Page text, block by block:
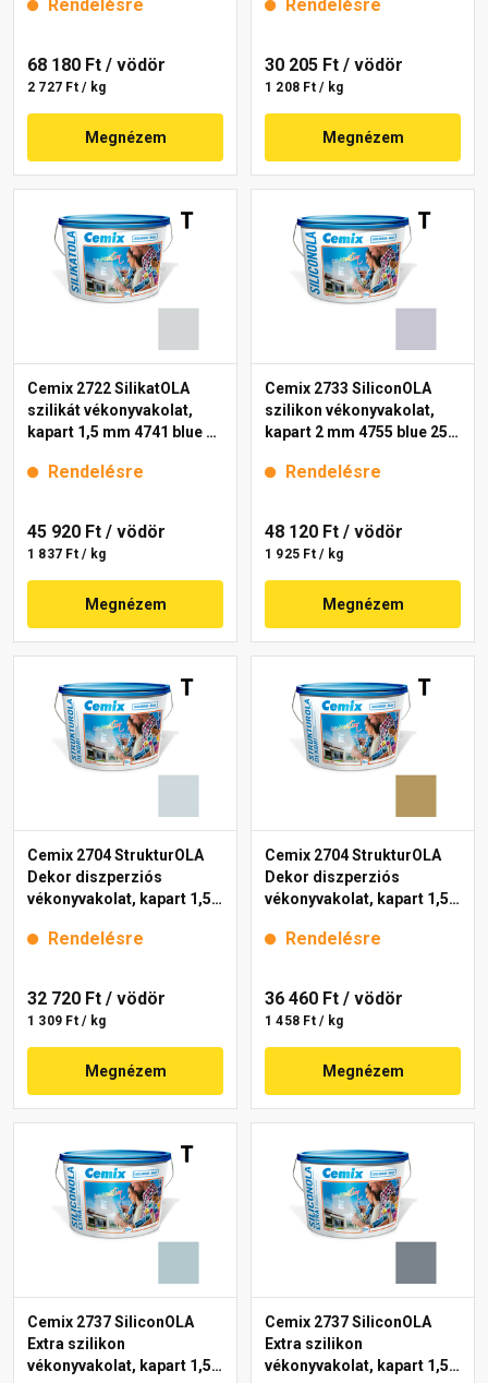
Rendelésre
68 180 Ft / vödör
2 727 Ft / kg
Megnézem
Rendelésre
30 205 Ft / vödör
1 208 Ft / kg
Megnézem
Cemix 2722 SilikatOLA
szilikát vékonyvakolat,
kapart 1,5 mm 4741 blue 25
Rendelésre
45 920 Ft / vödör
1 837 Ft / kg
Megnézem
Cemix 2733 SiliconOLA
szilikon vékonyvakolat,
kapart 2 mm 4755 blue 25
Rendelésre
48 120 Ft / vödör
1 925 Ft / kg
Megnézem
Cemix 2704 StrukturOLA
Dekor diszperziós
vékonyvakolat, kapart 1,5
Rendelésre
32 720 Ft / vödör
1 309 Ft / kg
Megnézem
Cemix 2704 StrukturOLA
Dekor diszperziós
vékonyvakolat, kapart 1,5
Rendelésre
36 460 Ft / vödör
1 458 Ft / kg
Megnézem
Cemix 2737 SiliconOLA
Extra szilikon
vékonyvakolat, kapart 1,5
Cemix 2737 SiliconOLA
Extra szilikon
vékonyvakolat, kapart 1,5